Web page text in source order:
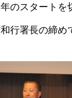
のスタートを
行署長の締め